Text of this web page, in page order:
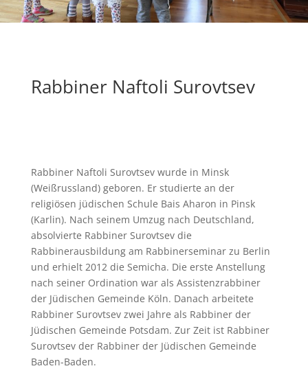
Rabbiner Naftoli Surovtsev
Rabbiner Naftoli Surovtsev wurde in Minsk
(Weißrussland) geboren. Er studierte an der
religiösen jüdischen Schule Bais Aharon in Pinsk
(Karlin). Nach seinem Umzug nach Deutschland,
absolvierte Rabbiner Surovtsev die
Rabbinerausbildung am Rabbinerseminar zu Berlin
und erhielt 2012 die Semicha. Die erste Anstellung
nach seiner Ordination war als Assistenzrabbiner
der Jüdischen Gemeinde Köln. Danach arbeitete
Rabbiner Surovtsev zwei Jahre als Rabbiner der
Jüdischen Gemeinde Potsdam. Zur Zeit ist Rabbiner
Surovtsev der Rabbiner der Jüdischen Gemeinde
Baden-Baden.